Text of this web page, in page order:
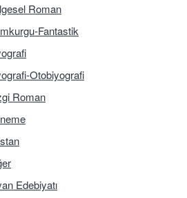
Roman
Fantastik
Otobiyografi
Roman
Edebiyatı